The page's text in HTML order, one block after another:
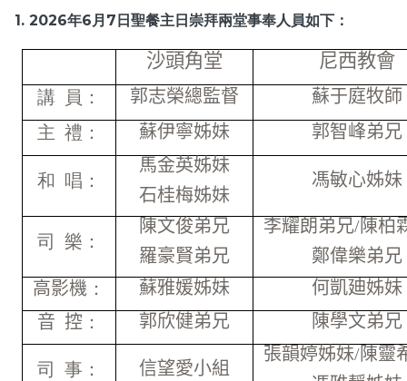
1. 2026年6月7日聖餐主日崇拜兩堂事奉人員如下：
沙頭角堂 尼西教會
講 員： 郭志榮總監督
蘇于庭牧師
主 禮：
蘇伊寧姊妹 郭智峰弟兄
和 唱：
馬金英姊妹
石桂梅姊妹
馮敏心姊妹
司 樂：
陳文俊弟兄
羅豪賢弟兄
李耀朗弟兄/陳柏
鄭偉樂弟兄
高影機 ： 蘇雅媛姊妹
何凱廸姊妹
音 控 ： 郭欣健弟兄 陳學文弟兄
司 事： 信望愛小組
張韻婷姊妹/陳靈